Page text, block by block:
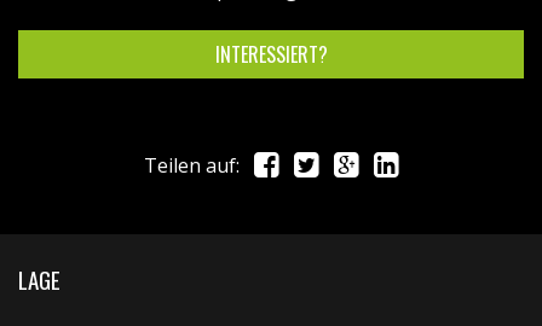
INTERESSIERT?
Teilen auf:
LAGE